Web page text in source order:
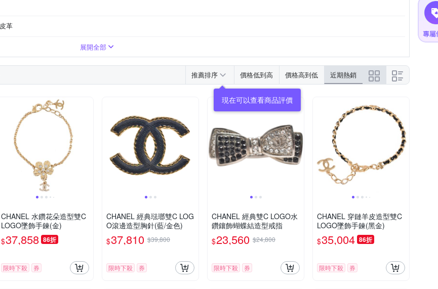
皮革
展開全部
推薦排序 價格低到高 價格高到低 近期熱銷
現在可以查看商品評價
CHANEL 水鑽花朵造型雙C
LOGO墜飾手鍊(金)
$37,858 86折
限時下殺 券
CHANEL 經典琺瑯雙C LOG
O滾邊造型胸針(藍/金色)
$37,810 $39,800
限時下殺 券
CHANEL 經典雙C LOGO水
鑽鑲飾蝴蝶結造型戒指
$23,560 $24,800
限時下殺 券
CHANEL 穿鏈羊皮造型雙C
LOGO墜飾手鍊(黑金)
$35,004 86折
限時下殺 券